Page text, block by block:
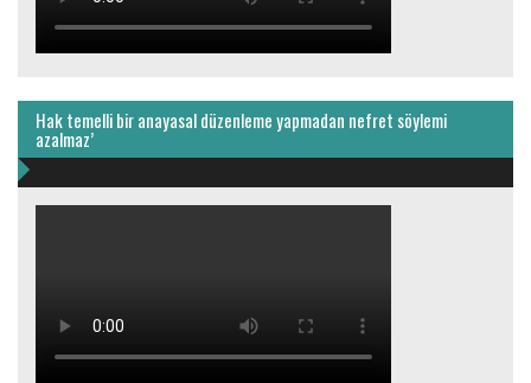
Hak temelli bir anayasal düzenleme yapmadan nefret söylemi
azalmaz’